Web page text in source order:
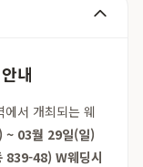
내
서 개최되는 웨
~ 03월 29일(일)
839-48) W웨딩시